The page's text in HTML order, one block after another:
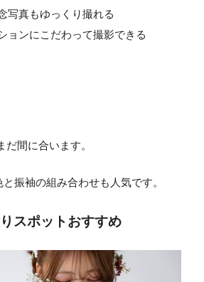
写真もゆっくり撮れる
ョンにこだわって撮影できる
だ間に合います。
振袖の組み合わせも人気です。
スポットおすすめ